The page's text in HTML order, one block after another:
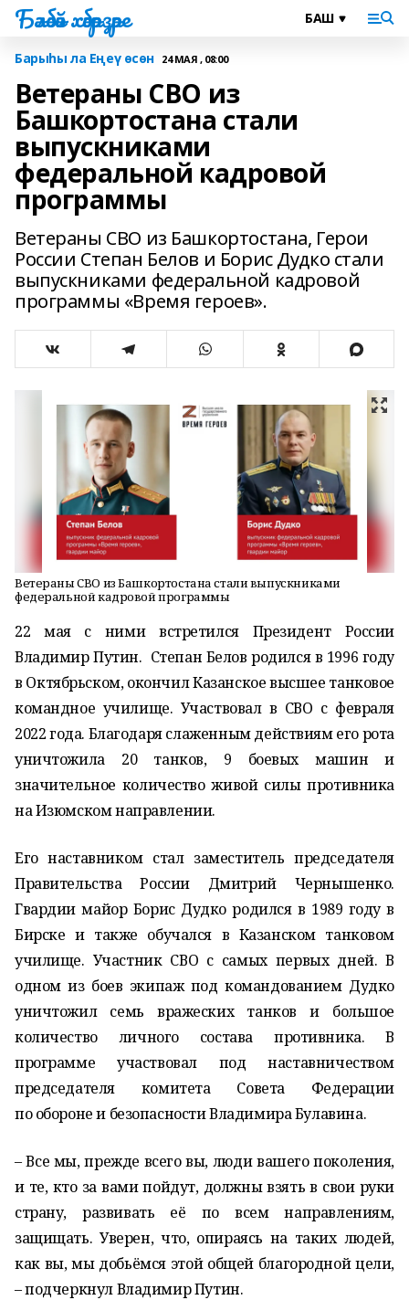
Бәләбәй хәбәрҙәре
Барыһы ла Еңеү өсөн 24 МАЯ , 08:00
Ветераны СВО из
Башкортостана стали
выпускниками
федеральной кадровой
программы
Ветераны СВО из Башкортостана, Герои
России Степан Белов и Борис Дудко стали
выпускниками федеральной кадровой
программы «Время героев».
Ветераны СВО из Башкортостана стали выпускниками
федеральной кадровой программы
22 мая с ними встретился Президент России
Владимир Путин. Степан Белов родился в 1996 году
в Октябрьском, окончил Казанское высшее танковое
командное училище. Участвовал в СВО с февраля
2022 года. Благодаря слаженным действиям его рота
уничтожила 20 танков, 9 боевых машин и
значительное количество живой силы противника
на Изюмском направлении.
Его наставником стал заместитель председателя
Правительства России Дмитрий Чернышенко.
Гвардии майор Борис Дудко родился в 1989 году в
Бирске и также обучался в Казанском танковом
училище. Участник СВО с самых первых дней. В
одном из боев экипаж под командованием Дудко
уничтожил семь вражеских танков и большое
количество личного состава противника. В
программе участвовал под наставничеством
председателя комитета Совета Федерации
по обороне и безопасности Владимира Булавина.
– Все мы, прежде всего вы, люди вашего поколения,
и те, кто за вами пойдут, должны взять в свои руки
страну, развивать её по всем направлениям,
защищать. Уверен, что, опираясь на таких людей,
как вы, мы добьёмся этой общей благородной цели,
– подчеркнул Владимир Путин.